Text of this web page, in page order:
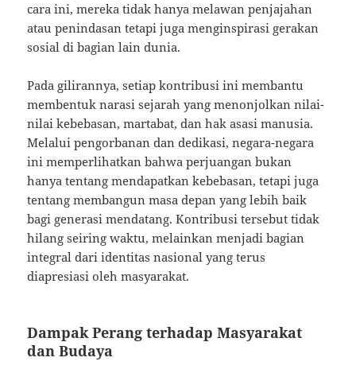
cara ini, mereka tidak hanya melawan penjajahan
atau penindasan tetapi juga menginspirasi gerakan
sosial di bagian lain dunia.
Pada gilirannya, setiap kontribusi ini membantu
membentuk narasi sejarah yang menonjolkan nilai-
nilai kebebasan, martabat, dan hak asasi manusia.
Melalui pengorbanan dan dedikasi, negara-negara
ini memperlihatkan bahwa perjuangan bukan
hanya tentang mendapatkan kebebasan, tetapi juga
tentang membangun masa depan yang lebih baik
bagi generasi mendatang. Kontribusi tersebut tidak
hilang seiring waktu, melainkan menjadi bagian
integral dari identitas nasional yang terus
diapresiasi oleh masyarakat.
Dampak Perang terhadap Masyarakat
dan Budaya